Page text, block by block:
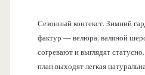
Сезонный контекст. Зимний
фактур — велюра, валяной
согревают и выглядят
план выходят легкая